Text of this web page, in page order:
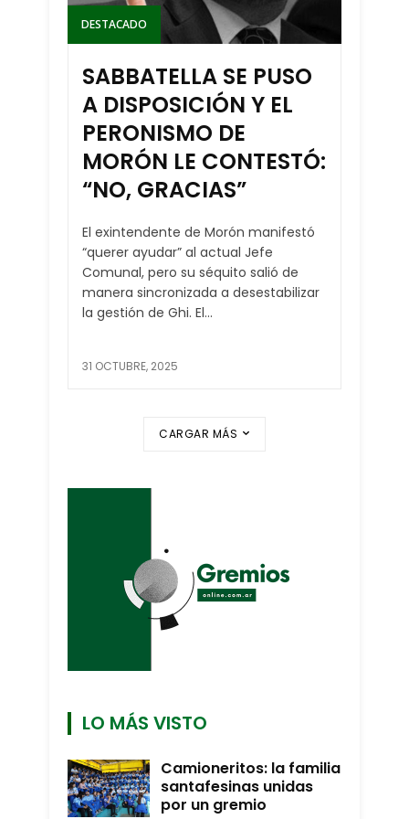
DESTACADO
SABBATELLA SE PUSO
A DISPOSICIÓN Y EL
PERONISMO DE
MORÓN LE CONTESTÓ:
“NO, GRACIAS”
El exintendente de Morón manifestó
“querer ayudar” al actual Jefe
Comunal, pero su séquito salió de
manera sincronizada a desestabilizar
la gestión de Ghi. El...
31 OCTUBRE, 2025
CARGAR MÁS
LO MÁS VISTO
Camioneritos: la familia
santafesinas unidas
por un gremio